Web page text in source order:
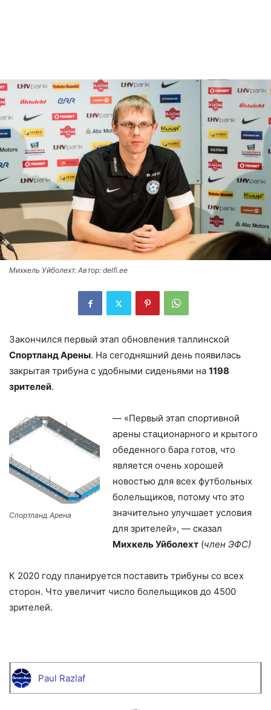
Михкель Уйболехт. Автор: delfi.ee
Закончился первый этап обновления таллинской
Спортланд Арены. На сегодняшний день появилась
закрытая трибуна с удобными сиденьями на 1198
зрителей.
Спортланд Арена
— «Первый этап спортивной
арены стационарного и крытого
обеденного бара готов, что
является очень хорошей
новостью для всех футбольных
болельщиков, потому что это
значительно улучшает условия
для зрителей», — сказал
Михкель Уйболехт (член ЭФС)
К 2020 году планируется поставить трибуны со всех
сторон. Что увеличит число болельщиков до 4500
зрителей.
Paul Razlaf